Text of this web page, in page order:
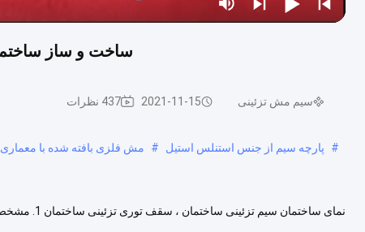
ساخت و ساز
سیم مش تزئینی 2021-11-15 437 نظرات
# پارچه سیم از جنس استنلس استیل # مش فلزی بافته شده با معماری
نمای